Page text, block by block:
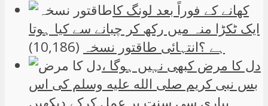
کھانے کے فوراً بعد لونگ کا
ایک ٹکڑا منہ میں رکھ کر چبانے سے کیا ہوتا
ہے ؟انتہائی طاقتور نسخہ (10,186)
دل کا مرض کبھی نہیں ہوگا ،
بس نبی کریم صلی الله علیه وسلم کی اس
پیاری سی سنت پر عمل کرکے دیکھیں